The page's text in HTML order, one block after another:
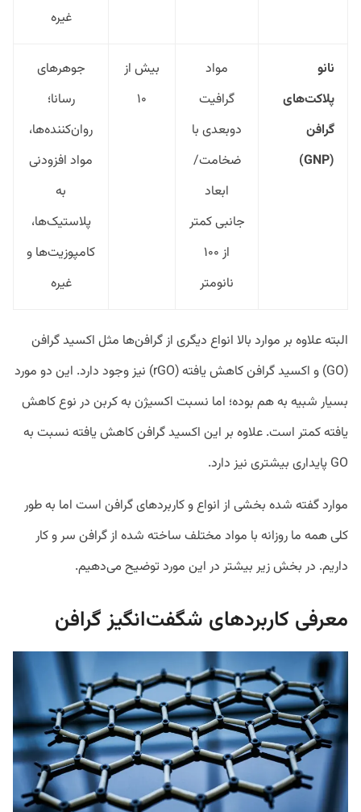
غیره
نانو
پلاکت‌های
گرافن
(
GNP
)
مواد
گرافیت
دوبعدی با
ضخامت/
ابعاد
جانبی کمتر
از ۱۰۰
نانومتر
بیش از
۱۰
جوهرهای
رسانا؛
روان‌کننده‌ها،
مواد افزودنی
به
پلاستیک‌ها،
کامپوزیت‌ها و
غیره
البته علاوه بر موارد بالا انواع دیگری از گرافن‌ها مثل اکسید گرافن
(GO) و اکسید گرافن کاهش یافته (rGO) نیز وجود دارد. این دو مورد
بسیار شبیه به هم بوده؛ اما نسبت اکسیژن به کربن در نوع کاهش
یافته کمتر است. علاوه بر این اکسید گرافن کاهش یافته نسبت به
GO پایداری بیشتری نیز دارد.
موارد گفته شده بخشی از انواع و کاربردهای گرافن است اما به طور
کلی همه ما روزانه با مواد مختلف ساخته شده از گرافن سر و کار
داریم. در بخش زیر بیشتر در این مورد توضیح می‌دهیم.
معرفی کاربردهای شگفت‌انگیز گرافن